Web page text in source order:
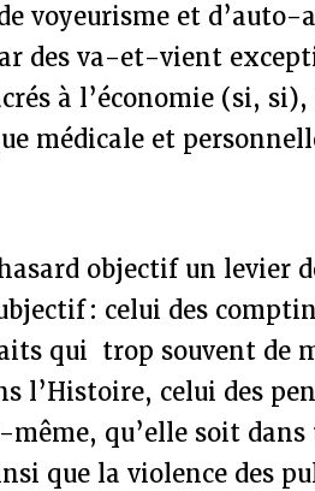
voyeurisme et
des va-et-vient
à l’économie (si,
médicale et
objectif un levier
: celui des
qui trop souvent de
l’Histoire, celui des
qu’elle soit dans
que la violence des